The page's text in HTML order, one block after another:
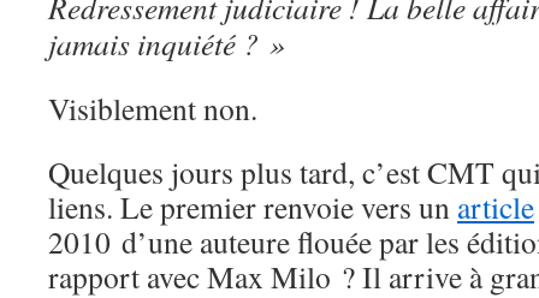
jamais inquiété ? »
Visiblement non.
Quelques jours plus tard, c’est CMT
liens. Le premier renvoie vers un article
2010 d’une auteure flouée par les
rapport avec Max Milo ? Il arrive à